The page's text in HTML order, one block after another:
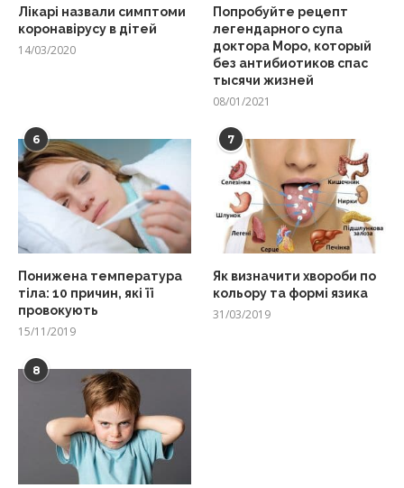
Лікарі назвали симптоми
коронавірусу в дітей
14/03/2020
Попробуйте рецепт
легендарного супа
доктора Моро, который
без антибиотиков спас
тысячи жизней
08/01/2021
6
Понижена температура
тіла: 10 причин, які її
провокують
15/11/2019
7
Як визначити хвороби по
кольору та формі язика
31/03/2019
8